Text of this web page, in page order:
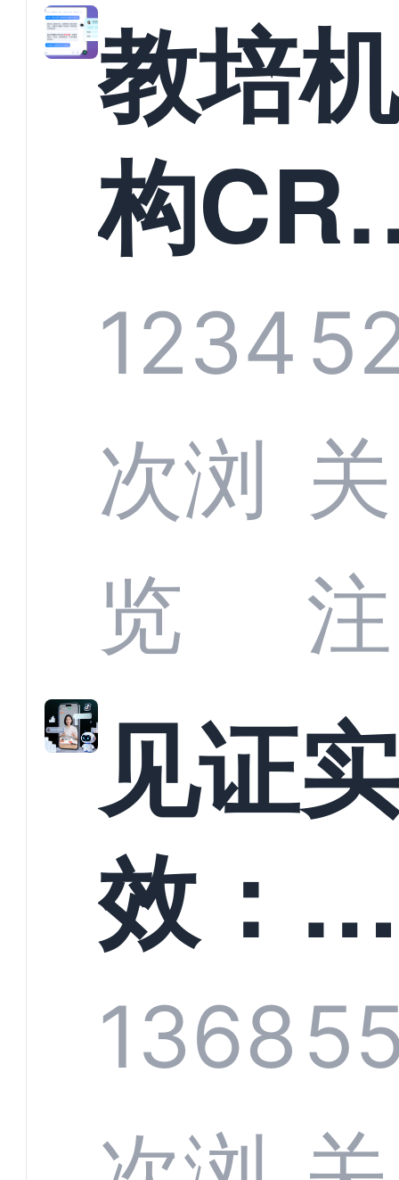
教培机
构
系统头
部供应
商深度
解析：
螳螂科
技何以
定义行
1234
次浏
览
关
注
见证实
效：螳
螂科技
1368